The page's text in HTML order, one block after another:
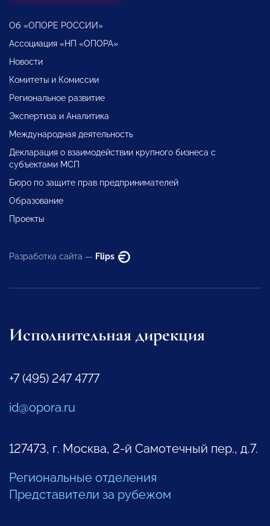
Об «ОПОРЕ РОССИИ»
Ассоциация «НП «ОПОРА»
Новости
Комитеты и Комиссии
Региональное развитие
Экспертиза и Аналитика
Международная деятельность
Декларация о взаимодействии крупного бизнеса с
субъектами МСП
Бюро по защите прав предпринимателей
Образование
Проекты
Разработка сайта — Flips
Исполнительная дирекция
+7 (495) 247 4777
id@opora.ru
127473, г. Москва, 2-й Самотечный пер., д.7.
Региональные отделения
Представители за рубежом